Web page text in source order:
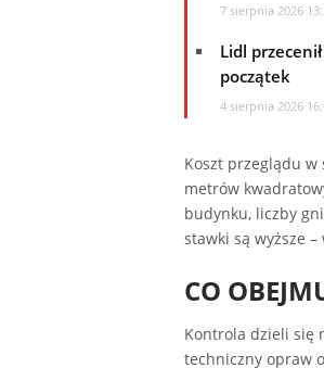
7 sierpnia 2026
Lidl
początek
4 sierpnia 2026
Koszt przeglądu
metrów
budynku, liczby
stawki są wyższe –
CO
Kontrola dzieli się
techniczny opraw